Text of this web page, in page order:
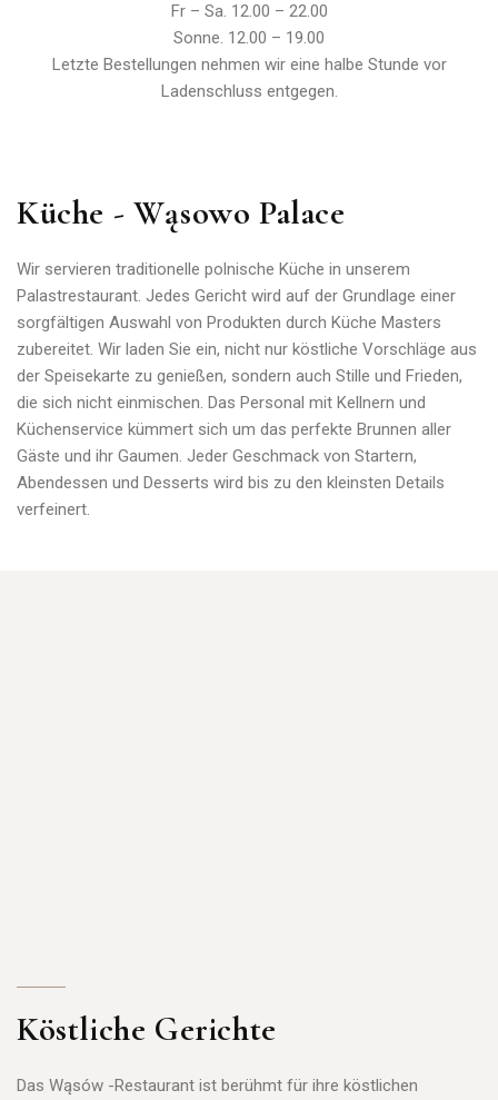
Fr – Sa. 12.00 – 22.00
Sonne. 12.00 – 19.00
Letzte Bestellungen nehmen wir eine halbe Stunde vor
Ladenschluss entgegen.
Küche - Wąsowo Palace
Wir servieren traditionelle polnische Küche in unserem
Palastrestaurant. Jedes Gericht wird auf der Grundlage einer
sorgfältigen Auswahl von Produkten durch Küche Masters
zubereitet. Wir laden Sie ein, nicht nur köstliche Vorschläge aus
der Speisekarte zu genießen, sondern auch Stille und Frieden,
die sich nicht einmischen. Das Personal mit Kellnern und
Küchenservice kümmert sich um das perfekte Brunnen aller
Gäste und ihr Gaumen. Jeder Geschmack von Startern,
Abendessen und Desserts wird bis zu den kleinsten Details
verfeinert.
Köstliche Gerichte
Das Wąsów -Restaurant ist berühmt für ihre köstlichen